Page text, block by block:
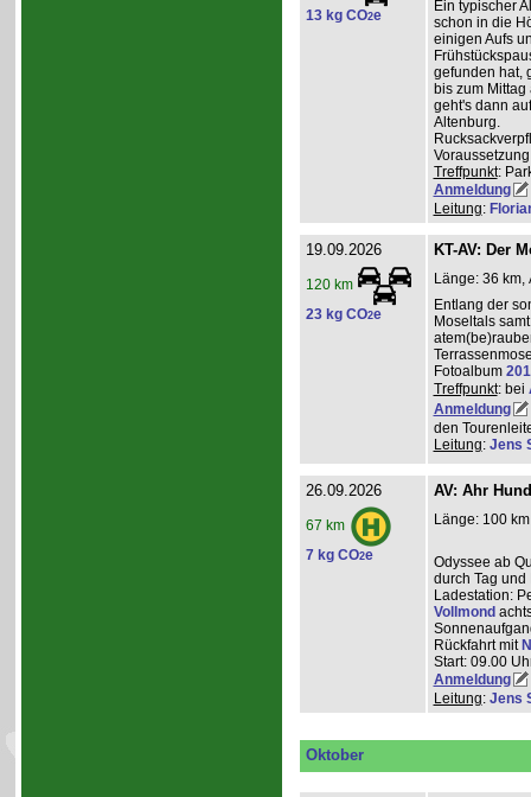
13 kg CO2e
Ein typischer
schon in die
einigen Aufs
gefunden hat,
bis zum
geht's dann
Altenburg.
Treffpunkt:
Anmeldung
Leitung:
19.09.2026
120 km
23 kg CO2e
KT-AV: Der
Länge: 36 km,
Entlang der
Moseltals
Fotoalbum
Treffpunkt: bei
Anmeldung
den
Leitung: Jens
26.09.2026
67 km
7 kg CO2e
AV: Ahr
Länge: 100
Odyssee ab
durch Tag
Ladestation:
Vollmond
Rückfahrt mit
Start: 09.00
Anmeldung
Leitung: Jens
Oktober